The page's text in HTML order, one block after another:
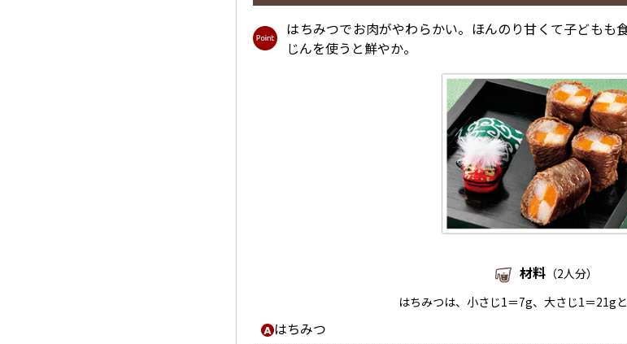
はちみつでお肉がやわらかい。ほんのり甘くて子どもも
じんを使うと鮮やか。
材料 （2人分）
はちみつは、小さじ1＝7g、大さじ1＝21gと
はちみつ